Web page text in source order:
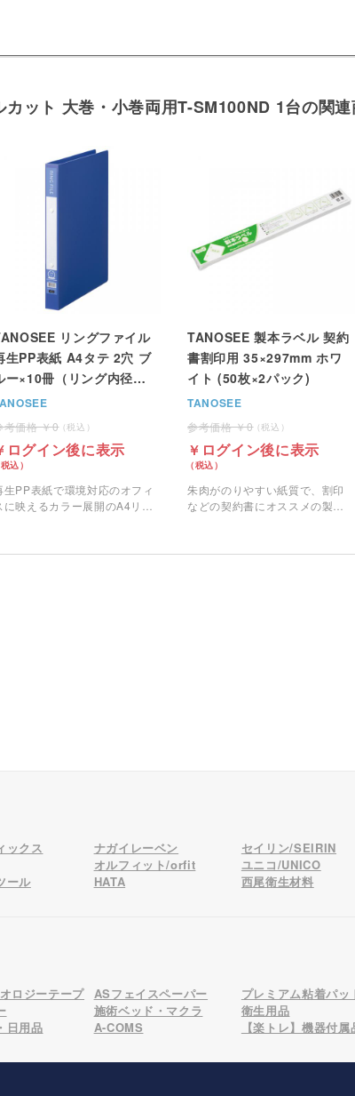
ット 大巻・小巻両用T-SM100ND 1台の関
リングファイル
生PP表紙 A4タテ 2穴 ブ
ー×10冊（リング内径
背幅30mm）
0
ログイン後に表示
生PP表紙で環境対応のオフィ
に映えるカラー展開のA4リン
TANOSEE 製本ラベル 契約
書割印用 35×297mm ホワ
イト (50枚×2パック)
TANOSEE
0
ログイン後に表示
朱肉がのりやすい紙質で、割印
などの契約書にオススメの製本
ックス ナガイレーベン セイリン/SEIRIN
オルフィット/orfit ユニコ/UNICO
ール HATA 西尾衛生材料
ロジーテープ ASフェイスペーパー プレミアム粘着パッ
施術ベッド・マクラ 衛生用品
日用品 A-COMS 【楽トレ】機器付属